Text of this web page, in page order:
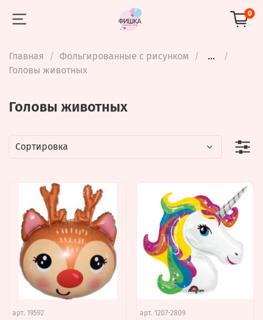
0
Главная Фольгированные с рисунком
...
Головы животных
Головы животных
арт. 19592 арт. 1207-2809